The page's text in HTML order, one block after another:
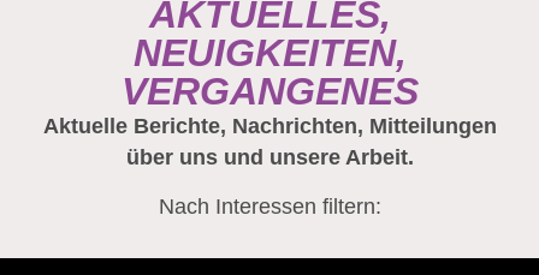
AKTUELLES,
NEUIGKEITEN,
VERGANGENES
Aktuelle Berichte, Nachrichten, Mitteilungen
über uns und unsere Arbeit.
Nach Interessen filtern: